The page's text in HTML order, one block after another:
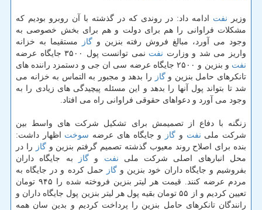
وزیر نفت ادامه داد: در روندی كه در گذشته با آن روبرو بودیم كه
مشكلات فراوانی را هم برای دولت و هم برای بخش خصوصی به
وجود می آورد، مبالغ فروش رفته بنزین وگاز
مستقیما به خزانه
واریز می شد و وزارت نفت نمی توانست پول ۳۵۰۰ جایگاه عرضه
نفت
و بنزین و ۲۵۰۰ جایگاه عرضه سی ان جی و دستمزد راننده های
تانكرهای حامل بنزین وگاز
را بدهد و مجبور به التماس به خزانه می
شد تا بتواند پول آنها را بدهد و این مسئله پیچیدگی های زیادی را به
وجود می آورد و دعواهای حقوقی فراوانی راه می افتاد.
زنگنه با دفاع از تصمیمش برای تشكیل شركت های واسط بین
شركت ملی نفت و گاز و جایگاه های عرضه سوخت اظهار داشت:
بنده برای اصلاح روند معیوب گذشته تصمیم گرفتم بنزین وگاز
را در
محل انبارهای اصلی شركت ملی نفت وگاز
به جایگاه داران
بفروشیم و جایگاه داران خود بنزین وگاز
حمل كرده و در جایگاه به
مردم عرضه كنند. قیمت هر لیتر بنزین فروخته شده را ۹۴۵ تومان
تعیین كردیم و از ۵۵ تومان بقیه پول هر لیتر بنزین پول جایگاه داران و
رانندگان تانكرهای حامل بنزین را پرداخت كردیم و بدین سان همه